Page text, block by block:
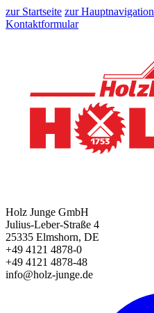
zur Startseite zur Hauptnavigation
Kontaktformular
Holz Junge GmbH
Julius-Leber-Straße 4
25335 Elmshorn, DE
+49 4121 4878-0
+49 4121 4878-48
info@holz-junge.de